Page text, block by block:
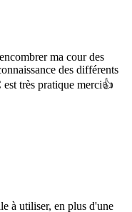
ma cour des
des différents
très pratique merci👍
à utiliser, en plus d'une